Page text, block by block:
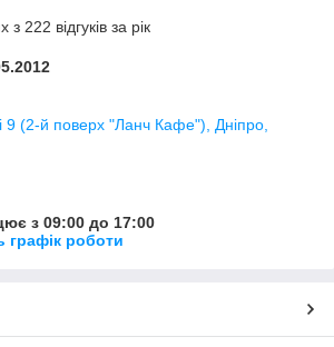
222 відгуків за рік
9 (2-й поверх "Ланч Кафе"), Дніпро,
з 09:00 до 17:00
графік роботи